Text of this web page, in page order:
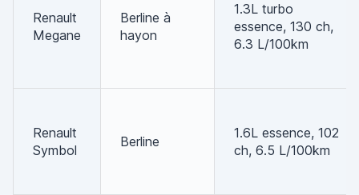
Renault
Megane
Berline à
hayon
1.3L turbo
essence, 130 ch,
6.3 L/100km
Renault
Symbol
Berline
1.6L essence, 102
ch, 6.5 L/100km